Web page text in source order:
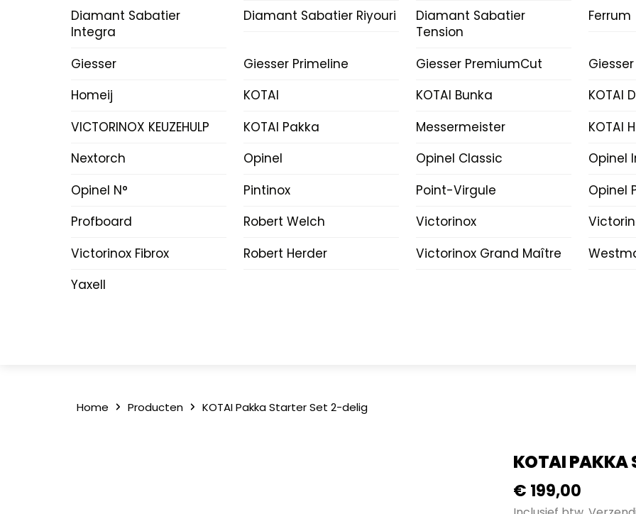
Diamant Sabatier
Integra
Diamant Sabatier Riyouri
Diamant Sabatier
Tension
Ferrum
Giesser Giesser Primeline Giesser PremiumCut
Homeij
KOTAI KOTAI Bunka
KOTAI
VICTORINOX KEUZEHULP
KOTAI Pakka Messermeister
KOTAI
Nextorch
Opinel Opinel Classic
Opinel
Opinel N°
Pintinox Point-Virgule
Opinel
Profboard
Robert Welch Victorinox
Victorinox Fibrox
Robert Herder Victorinox Grand Maître
Yaxell
Home Producten KOTAI Pakka Starter Set 2-delig
KOTAI PAKKA
€ 199,00